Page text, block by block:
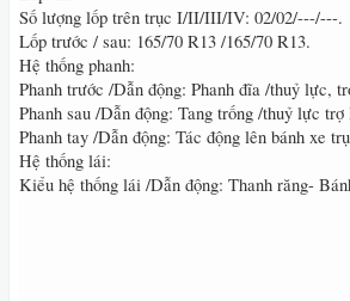
Số lượng lốp trên trục I/II/III/IV: 02/02/---/---.
Lốp trước / sau: 165/70 R13 /165/70 R13.
Hệ thống phanh:
Phanh trước /Dẫn động: Phanh đĩa /thuỷ lực,
Phanh sau /Dẫn động: Tang trống /thuỷ lực
Phanh tay /Dẫn động: Tác động lên bánh xe
Hệ thống lái:
Kiểu hệ thống lái /Dẫn động: Thanh răng-